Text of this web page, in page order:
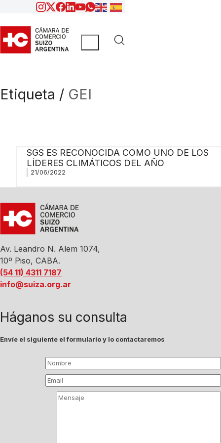
Etiqueta / GEI
SGS ES RECONOCIDA COMO UNO DE LOS
LÍDERES CLIMÁTICOS DEL AÑO
21/06/2022
Av. Leandro N. Alem 1074,
10º Piso, CABA.
(54 11) 4311 7187
info@suiza.org.ar
Háganos su consulta
Envíe el siguiente el formulario y lo contactaremos